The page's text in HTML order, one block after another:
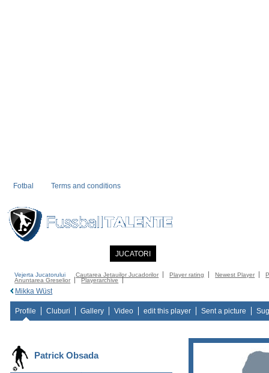
Fotbal Terms and conditions
JUCATORI
Vejerta Jucatorului Cautarea Jetauilor Jucadorilor Player rating Newest Player
Anuntarea Greselior
Playerarchive
Mikka Wüst
Profile Cluburi Gallery Video edit this player Sent a picture
Patrick Obsada